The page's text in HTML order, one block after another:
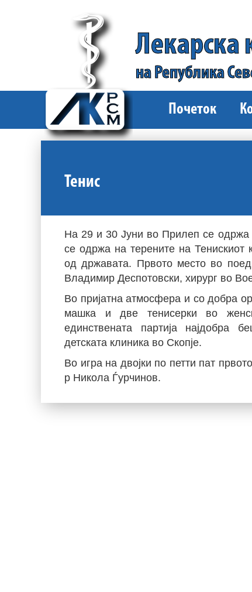
Лекарска
на Република
Почеток
Тенис
На 29 и 30 Јуни во Прилеп се одржа
се одржа на терените на Тенискиот
од државата. Првото место во
Владимир Деспотовски, хирург во
Во пријатна атмосфера и со добра
машка и две тенисерки во
единствената партија најдобра
детската клиника во Скопје.
Во игра на двојки по петти пат
р Никола Ѓурчинов.